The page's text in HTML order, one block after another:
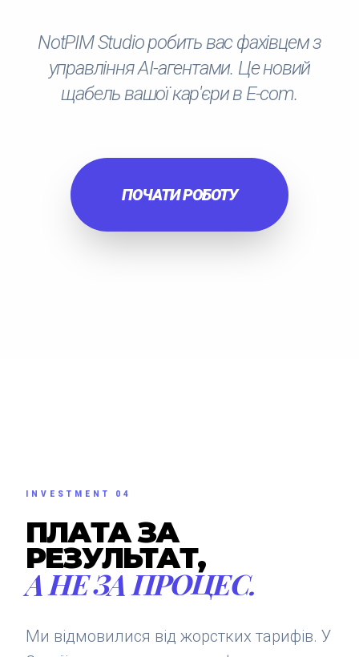
NotPIM Studio робить вас фахівцем з
управління AI-агентами. Це новий
щабель вашої кар'єри в E-com.
ПОЧАТИ РОБОТУ
INVESTMENT 04
ПЛАТА ЗА
РЕЗУЛЬТАТ,
А НЕ ЗА ПРОЦЕС.
Ми відмовилися від жорстких тарифів. У